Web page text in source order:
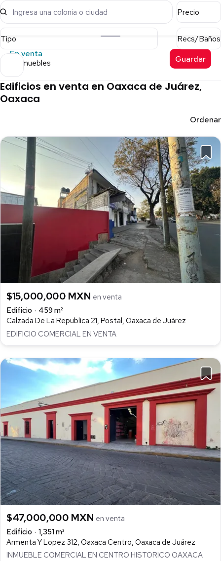
Ingresa una colonia o ciudad Precio
Tipo
Recs/Baños
En venta
4 inmuebles Guardar
Edificios en venta en Oaxaca de Juárez,
Oaxaca
Ordenar
$15,000,000 MXN en venta
Edificio
459 m²
Calzada De La Republica 21, Postal, Oaxaca de Juárez
EDIFICIO COMERCIAL EN VENTA
$47,000,000 MXN en venta
Edificio
1,351 m²
Armenta Y Lopez 312, Oaxaca Centro, Oaxaca de Juárez
INMUEBLE COMERCIAL EN CENTRO HISTORICO OAXACA